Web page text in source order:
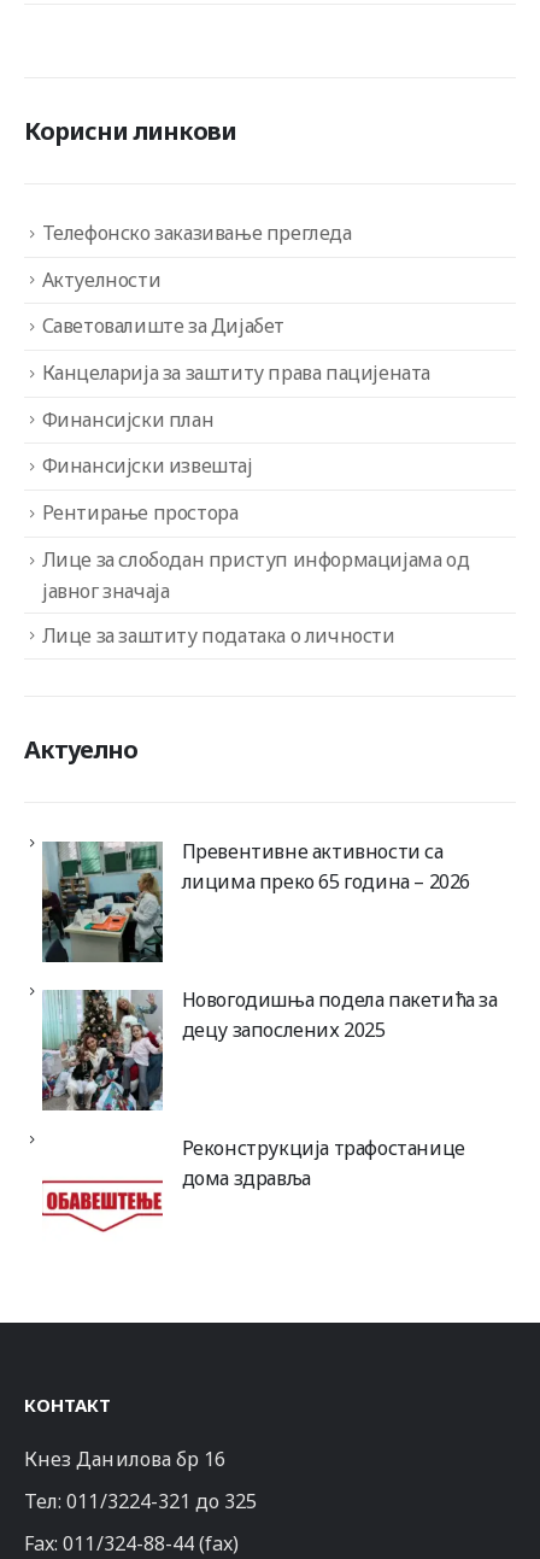
Корисни линкови
Телефонско заказивање прегледа
Актуелности
Саветовалиште за Дијабет
Канцеларија за заштиту права пацијената
Финансијски план
Финансијски извештај
Рентирање простора
Лице за слободан приступ информацијама од
јавног значаја
Лице за заштиту података о личности
Актуелно
Превентивне активности са
лицима преко 65 година – 2026
Новогодишња подела пакетића за
децу запослених 2025
Реконструкција трафостанице
дома здравља
КОНТАКТ
Кнез Данилова бр 16
Тел:011/3224-321 до 325
Fax: 011/324-88-44 (fax)